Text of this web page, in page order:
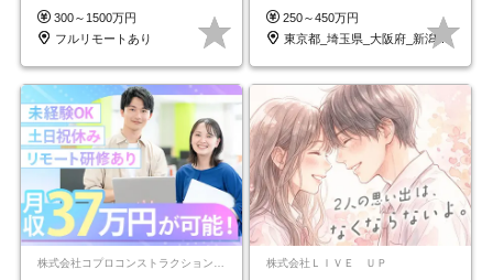
円～／年休130日以上
300～1500万円
フルリモートあり
なし
250～450万円
東京都_埼玉県_大阪府_新潟県_福岡県
株式会社ＬＩＶＥ ＵＰ